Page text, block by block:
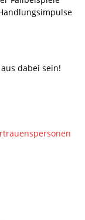
dabei sein!